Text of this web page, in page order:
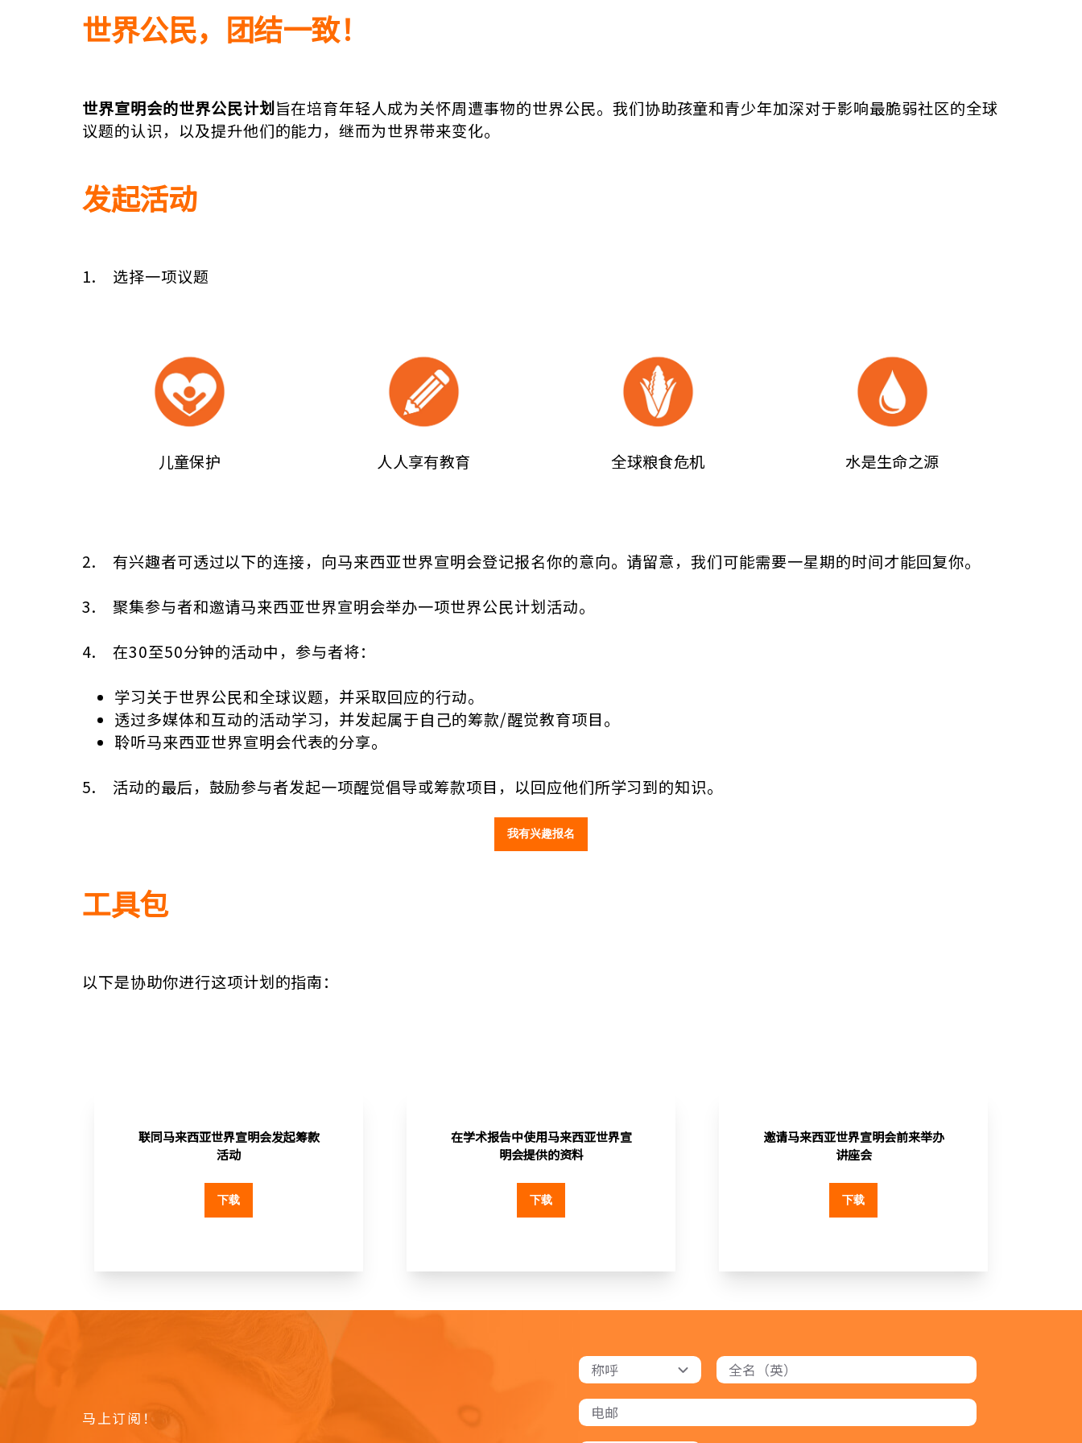
世界公民，团结一致！
世界宣明会的世界公民计划旨在培育年轻人成为关怀周遭事物的世界公民。我们协助孩童和青少年加深对于影响最脆弱社区的全球
议题的认识，以及提升他们的能力，继而为世界带来变化。
发起活动
1. 选择一项议题
儿童保护 人人享有教育 全球粮食危机 水是生命之源
2. 有兴趣者可透过以下的连接，向马来西亚世界宣明会登记报名你的意向。请留意，我们可能需要一星期的时间才能回复你。
3. 聚集参与者和邀请马来西亚世界宣明会举办一项世界公民计划活动。
4. 在30至50分钟的活动中，参与者将：
学习关于世界公民和全球议题，并采取回应的行动。
透过多媒体和互动的活动学习，并发起属于自己的筹款/醒觉教育项目。
聆听马来西亚世界宣明会代表的分享。
5. 活动的最后，鼓励参与者发起一项醒觉倡导或筹款项目，以回应他们所学习到的知识。
我有兴趣报名
工具包
以下是协助你进行这项计划的指南：
联同马来西亚世界宣明会发起筹款
活动
下载
在学术报告中使用马来西亚世界宣
明会提供的资料
下载
邀请马来西亚世界宣明会前来举办
讲座会
下载
马上订阅！